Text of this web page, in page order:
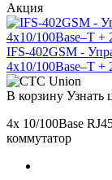
Акция
IFS-402GSM -
4x10/100Base–T +
В корзину Узнать
4x 10/100Base
коммутатор